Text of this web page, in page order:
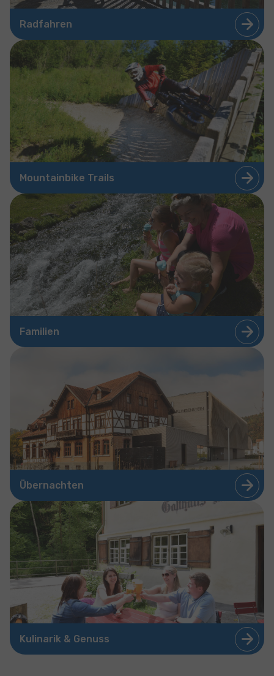
Radfahren
Mountainbike Trails
Familien
Übernachten
Kulinarik & Genuss